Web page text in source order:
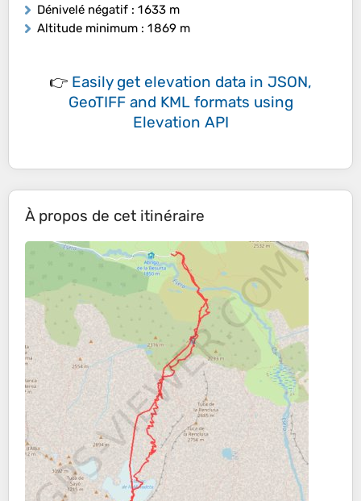
Dénivelé négatif : 1 633 m
Altitude minimum : 1 869 m
👉 Easily get elevation data in JSON,
GeoTIFF and KML formats using
Elevation API
À propos de cet itinéraire